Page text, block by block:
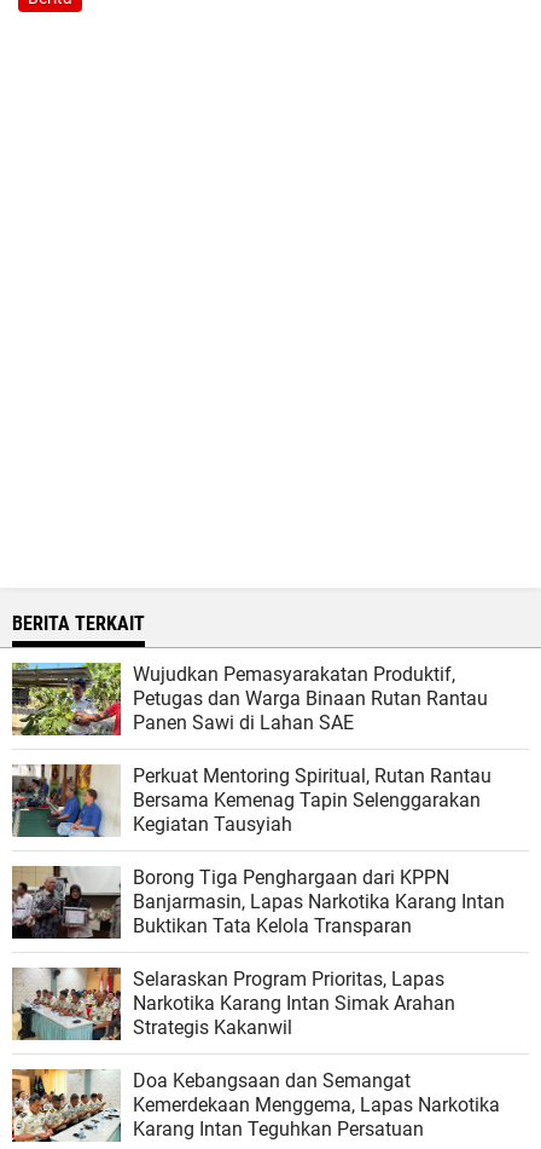
BERITA TERKAIT
Wujudkan Pemasyarakatan Produktif,
Petugas dan Warga Binaan Rutan Rantau
Panen Sawi di Lahan SAE
Perkuat Mentoring Spiritual, Rutan Rantau
Bersama Kemenag Tapin Selenggarakan
Kegiatan Tausyiah
Borong Tiga Penghargaan dari KPPN
Banjarmasin, Lapas Narkotika Karang Intan
Buktikan Tata Kelola Transparan
Selaraskan Program Prioritas, Lapas
Narkotika Karang Intan Simak Arahan
Strategis Kakanwil
Doa Kebangsaan dan Semangat
Kemerdekaan Menggema, Lapas Narkotika
Karang Intan Teguhkan Persatuan